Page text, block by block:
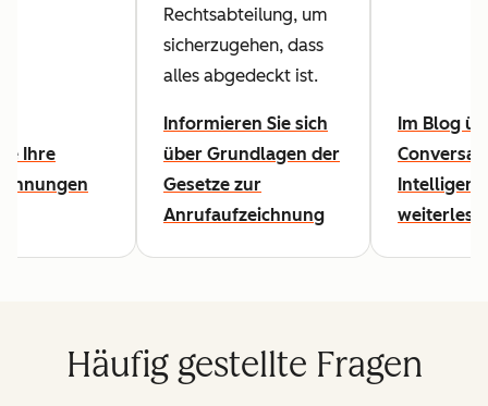
Ihre
Rechtsabteilung, um
sicherzugehen, dass
alles abgedeckt ist.
Informieren Sie sich
über Grundlagen der
Gesetze zur
Anrufaufzeichnung
Im Blog
Häufig gestellte Fragen